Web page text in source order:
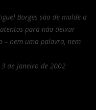
Borges são de molde a
para não deixar
– nem uma palavra, nem
de Janeiro de 2002